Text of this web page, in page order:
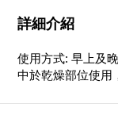
詳細介紹
使用方式: 早上及
中於乾燥部位使用